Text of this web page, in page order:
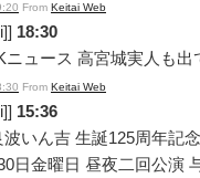
From Keitai Web
18:30
ニュース 高宮城実人も出
From Keitai Web
15:36
いん吉 生誕125周年記
日金曜日 昼夜二回公演